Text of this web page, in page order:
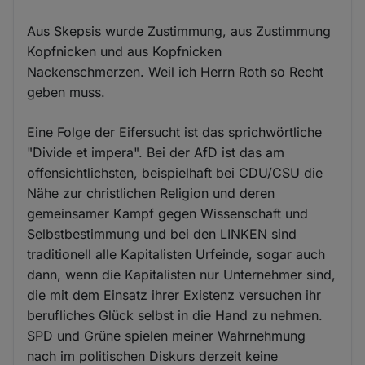
Aus Skepsis wurde Zustimmung, aus Zustimmung
Kopfnicken und aus Kopfnicken
Nackenschmerzen. Weil ich Herrn Roth so Recht
geben muss.
Eine Folge der Eifersucht ist das sprichwörtliche
"Divide et impera". Bei der AfD ist das am
offensichtlichsten, beispielhaft bei CDU/CSU die
Nähe zur christlichen Religion und deren
gemeinsamer Kampf gegen Wissenschaft und
Selbstbestimmung und bei den LINKEN sind
traditionell alle Kapitalisten Urfeinde, sogar auch
dann, wenn die Kapitalisten nur Unternehmer sind,
die mit dem Einsatz ihrer Existenz versuchen ihr
berufliches Glück selbst in die Hand zu nehmen.
SPD und Grüne spielen meiner Wahrnehmung
nach im politischen Diskurs derzeit keine